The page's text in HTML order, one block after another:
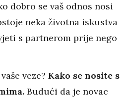
dobro se vaš odnos nosi
neka životna iskustva
s partnerom prije nego
veze? Kako se nosite s
Budući da je novac